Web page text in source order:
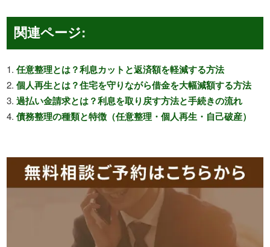
関連ページ:
任意整理とは？利息カットと返済額を軽減する方法
個人再生とは？住宅を守りながら借金を大幅減額する方法
過払い金請求とは？利息を取り戻す方法と手続きの流れ
債務整理の種類と特徴（任意整理・個人再生・自己破産）